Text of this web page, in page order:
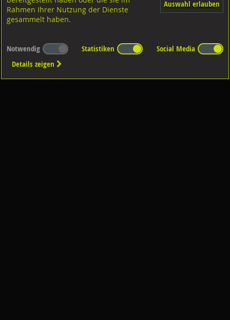
Rahmen Ihrer Nutzung der Dienste
gesammelt haben.
Auswahl erlauben
Notwendig Statistiken
Social Media
Details zeigen